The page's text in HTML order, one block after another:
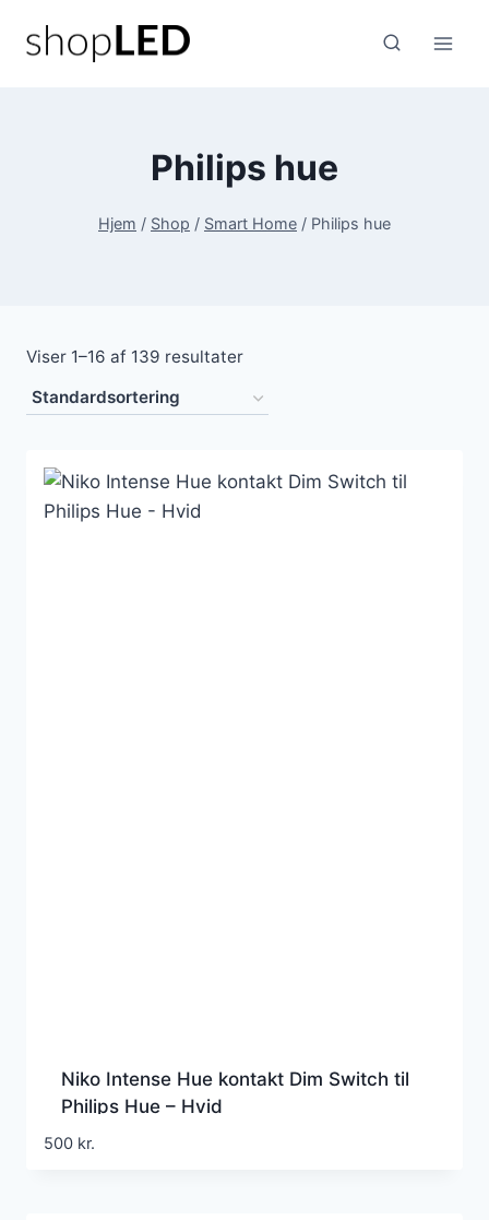
Philips hue
Hjem / Shop / Smart Home / Philips hue
Viser 1–16 af 139 resultater
Niko Intense Hue kontakt Dim Switch til
Philips Hue – Hvid
500 kr.